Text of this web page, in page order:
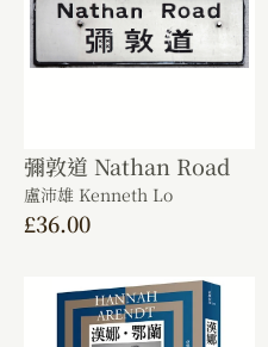
彌敦道 Nathan Road
盧沛雄 Kenneth Lo
£36.00